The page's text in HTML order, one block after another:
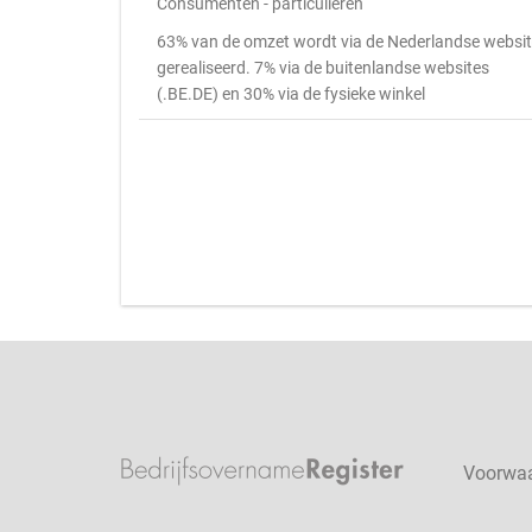
63% van de omzet wordt via de Nederlandse
gerealiseerd. 7% via de buitenlandse websites
(.BE.DE) en 30% via de fysieke winkel